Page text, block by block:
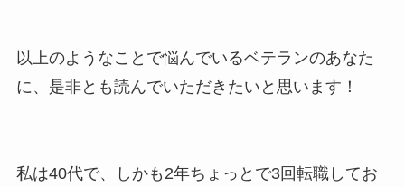
以上のようなことで悩んでいるベテランのあなた
に、是非とも読んでいただきたいと思います！
私は40代で、しかも2年ちょっとで3回転職してお